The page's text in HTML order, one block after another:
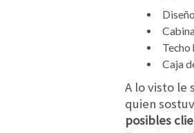
Techo
Caja
A lo visto le
quien
posibles